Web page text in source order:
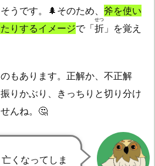
うです。🌲そのため、 斧を使い
りするイメージで「折
せつ
」を覚え
もあります。正解か、不正解
りかぶり、きっちりと切り分け
んね。🤔
くなってしま